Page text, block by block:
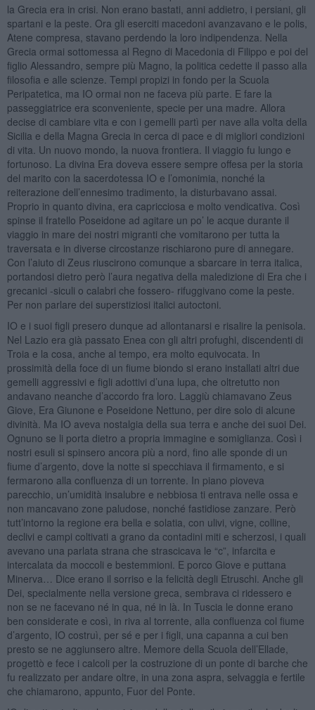
la Grecia era in crisi. Non erano bastati, anni addietro, i persiani, gli
spartani e la peste. Ora gli eserciti macedoni avanzavano e le polis,
Atene compresa, stavano perdendo la loro indipendenza. Nella
Grecia ormai sottomessa al Regno di Macedonia di Filippo e poi del
figlio Alessandro, sempre più Magno, la politica cedette il passo alla
filosofia e alle scienze. Tempi propizi in fondo per la Scuola
Peripatetica, ma IO ormai non ne faceva più parte. E fare la
passeggiatrice era sconveniente, specie per una madre. Allora
decise di cambiare vita e con i gemelli partì per nave alla volta della
Sicilia e della Magna Grecia in cerca di pace e di migliori condizioni
di vita. Un nuovo mondo, la nuova frontiera. Il viaggio fu lungo e
fortunoso. La divina Era doveva essere sempre offesa per la storia
del marito con la sacerdotessa IO e l’omonimia, nonché la
reiterazione dell’ennesimo tradimento, la disturbavano assai.
Proprio in quanto divina, era capricciosa e molto vendicativa. Così
spinse il fratello Poseidone ad agitare un po’ le acque durante il
viaggio in mare dei nostri migranti che vomitarono per tutta la
traversata e in diverse circostanze rischiarono pure di annegare.
Con l’aiuto di Zeus riuscirono comunque a sbarcare in terra italica,
portandosi dietro però l’aura negativa della maledizione di Era che i
grecanici -siculi o calabri che fossero- rifuggivano come la peste.
Per non parlare dei superstiziosi italici autoctoni.
IO e i suoi figli presero dunque ad allontanarsi e risalire la penisola.
Nel Lazio era già passato Enea con gli altri profughi, discendenti di
Troia e la cosa, anche al tempo, era molto equivocata. In
prossimità della foce di un fiume biondo si erano installati altri due
gemelli aggressivi e figli adottivi d’una lupa, che oltretutto non
andavano neanche d’accordo fra loro. Laggiù chiamavano Zeus
Giove, Era Giunone e Poseidone Nettuno, per dire solo di alcune
divinità. Ma IO aveva nostalgia della sua terra e anche dei suoi Dei.
Ognuno se li porta dietro a propria immagine e somiglianza. Così i
nostri esuli si spinsero ancora più a nord, fino alle sponde di un
fiume d’argento, dove la notte si specchiava il firmamento, e si
fermarono alla confluenza di un torrente. In piano pioveva
parecchio, un’umidità insalubre e nebbiosa ti entrava nelle ossa e
non mancavano zone paludose, nonché fastidiose zanzare. Però
tutt’intorno la regione era bella e solatia, con ulivi, vigne, colline,
declivi e campi coltivati a grano da contadini miti e scherzosi, i quali
avevano una parlata strana che strascicava le “c”, infarcita e
intercalata da moccoli e bestemmioni. E porco Giove e puttana
Minerva… Dice erano il sorriso e la felicità degli Etruschi. Anche gli
Dei, specialmente nella versione greca, sembrava ci ridessero e
non se ne facevano né in qua, né in là. In Tuscia le donne erano
ben considerate e così, in riva al torrente, alla confluenza col fiume
d’argento, IO costruì, per sé e per i figli, una capanna a cui ben
presto se ne aggiunsero altre. Memore della Scuola dell’Ellade,
progettò e fece i calcoli per la costruzione di un ponte di barche che
fu realizzato per andare oltre, in una zona aspra, selvaggia e fertile
che chiamarono, appunto, Fuor del Ponte.